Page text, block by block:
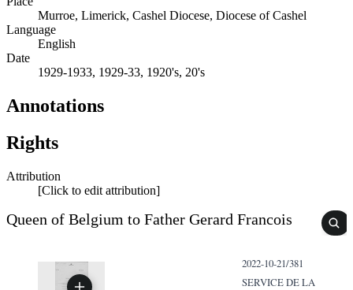
Murroe, Limerick, Cashel Diocese, Diocese of Cashel
Language
English
Date
1929-1933, 1929-33, 1920's, 20's
Annotations
Rights
Attribution
[Click to edit attribution]
Queen of Belgium to Father Gerard Francois
2022-10-21/381
SERVICE DE LA